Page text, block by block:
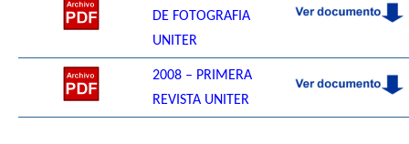
DE FOTOGRAFIA
UNITER
2008 – PRIMERA
REVISTA UNITER